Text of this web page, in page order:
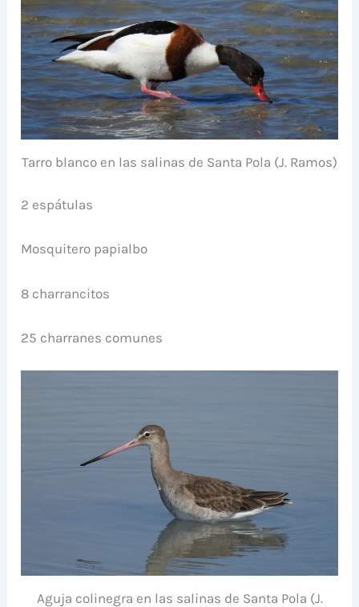
Tarro blanco en las salinas de Santa Pola (J. Ramos)
2 espátulas
Mosquitero papialbo
8 charrancitos
25 charranes comunes
Aguja colinegra en las salinas de Santa Pola (J.